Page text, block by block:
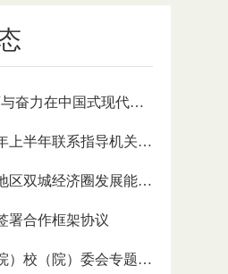
全省党校系统“党性教育与奋力在中国式现代化进程中展现贵州新风采”理论研讨会召开
省直机关第四片区2026年上半年联系指导机关党建工作会议在我校召开
川渝黔蓉协同提升成渝地区双城经济圈发展能级学术研讨会在贵阳举行
署合作框架协议
贵州省委党校（行政学院）校（院）委会专题传达学习全国党校（行政学院）校长 （院长）会议精神